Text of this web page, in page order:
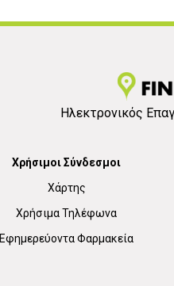
Ηλεκτρονικός
Χρήσιμοι Σύνδεσμοι
Χάρτης
Χρήσιμα Τηλέφωνα
Εφημερεύοντα Φαρμακεία